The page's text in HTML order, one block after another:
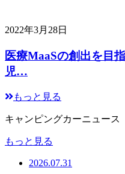
2022年3月28日
医療MaaSの創出を目
児…
もっと見る
キャンピングカーニュース
もっと見る
2026.07.31